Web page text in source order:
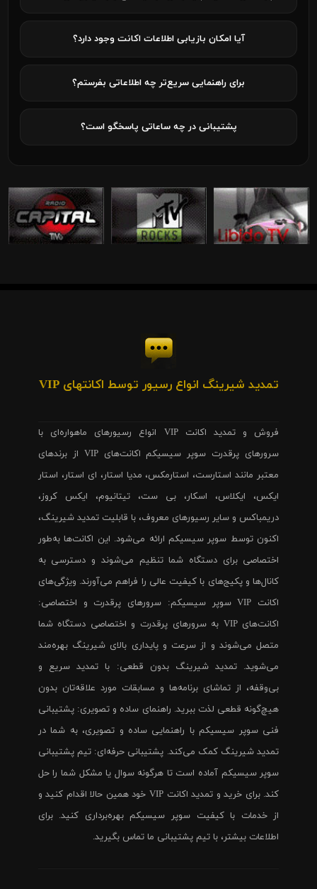
آیا امکان بازیابی اطلاعات اکانت وجود دارد؟
برای راهنمایی سریع‌تر چه اطلاعاتی بفرستم؟
پشتیبانی در چه ساعاتی پاسخگو است؟
تمدید شیرینگ انواع رسیور توسط اکانتهای VIP
فروش و تمدید اکانت VIP انواع رسیورهای ماهواره‌ای با
سرورهای پرقدرت سوپر سیسیکم اکانت‌های VIP از برندهای
معتبر مانند استارست، استارمکس، مدیا استار، ای استار، استار
ایکس، ایکلاس، اسکار، بی ست، تیتانیوم، ایکس کروز،
دریمباکس و سایر رسیورهای معروف، با قابلیت تمدید شیرینگ،
اکنون توسط سوپر سیسیکم ارائه می‌شود. این اکانت‌ها به‌طور
اختصاصی برای دستگاه شما تنظیم می‌شوند و دسترسی به
کانال‌ها و پکیج‌های با کیفیت عالی را فراهم می‌آورند. ویژگی‌های
اکانت VIP سوپر سیسیکم: سرورهای پرقدرت و اختصاصی:
اکانت‌های VIP به سرورهای پرقدرت و اختصاصی دستگاه شما
متصل می‌شوند و از سرعت و پایداری بالای شیرینگ بهره‌مند
می‌شوید. تمدید شیرینگ بدون قطعی: با تمدید سریع و
بی‌وقفه، از تماشای برنامه‌ها و مسابقات مورد علاقه‌تان بدون
هیچ‌گونه قطعی لذت ببرید. راهنمای ساده و تصویری: پشتیبانی
فنی سوپر سیسیکم با راهنمایی ساده و تصویری، به شما در
تمدید شیرینگ کمک می‌کند. پشتیبانی حرفه‌ای: تیم پشتیبانی
سوپر سیسیکم آماده است تا هرگونه سوال یا مشکل شما را حل
کند. برای خرید و تمدید اکانت VIP خود همین حالا اقدام کنید و
از خدمات با کیفیت سوپر سیسیکم بهره‌برداری کنید. برای
اطلاعات بیشتر، با تیم پشتیبانی ما تماس بگیرید.